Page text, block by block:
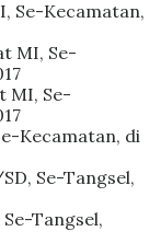
Se-Kecamatan,
MI, Se-
MI, Se-
Kecamatan, di
Se-Tangsel,
Tangsel,